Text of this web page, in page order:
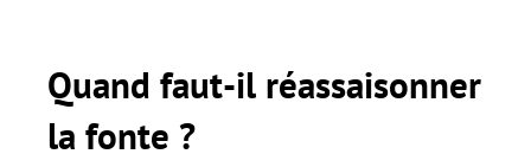
Quand faut-il réassaisonner
la fonte ?